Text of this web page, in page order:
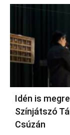
Idén is
Színjátszó
Csúzán